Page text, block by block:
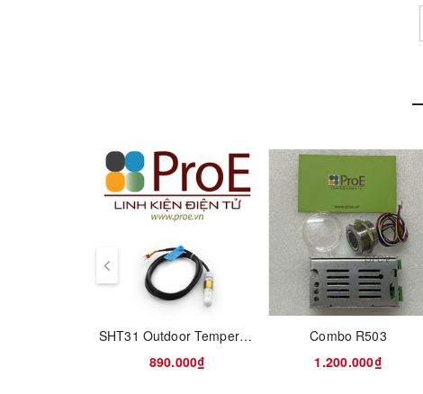
board. The output signal filtered by hardware has
method, and can automatically identify two
and play, no welding. DFRobot provides a variety of
meet the needs of various water quality testing,
The pH is a value that measures the acidity or
index. The pH is a scale of hydrogen ion activity in
agriculture. Usually, the pH is a number between 0
means the solution is neutral; pH<7, which means
SHT31 Outdoor Temperature & Humidity Sensor (-40℃~125℃) - I2C
890.000₫
Combo R503
1.200.000₫
prev